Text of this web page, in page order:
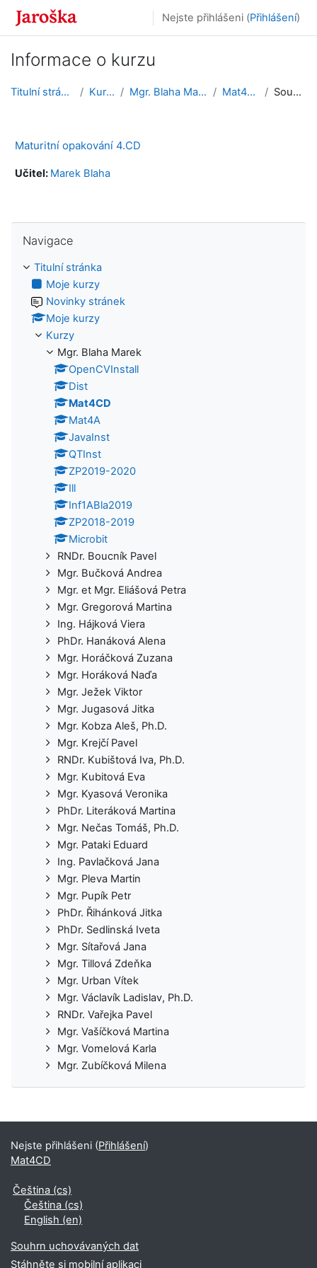
Přejít k hlavnímu obsahu
Nejste přihlášeni (Přihlášení)
Informace o kurzu
Titulní stránka Kurzy Mgr. Blaha Marek Mat4CD Souhrn
Maturitní opakování 4.CD
Učitel: Marek Blaha
Navigace
Titulní stránka
Moje kurzy
Novinky stránek
Moje kurzy
Kurzy
Mgr. Blaha Marek
OpenCVInstall
Dist
Mat4CD
Mat4A
JavaInst
QTInst
ZP2019-2020
Ill
Inf1ABla2019
ZP2018-2019
Microbit
RNDr. Boucník Pavel
Mgr. Bučková Andrea
Mgr. et Mgr. Eliášová Petra
Mgr. Gregorová Martina
Ing. Hájková Viera
PhDr. Hanáková Alena
Mgr. Horáčková Zuzana
Mgr. Horáková Naďa
Mgr. Ježek Viktor
Mgr. Jugasová Jitka
Mgr. Kobza Aleš, Ph.D.
Mgr. Krejčí Pavel
RNDr. Kubištová Iva, Ph.D.
Mgr. Kubitová Eva
Mgr. Kyasová Veronika
PhDr. Literáková Martina
Mgr. Nečas Tomáš, Ph.D.
Mgr. Pataki Eduard
Ing. Pavlačková Jana
Mgr. Pleva Martin
Mgr. Pupík Petr
PhDr. Řihánková Jitka
PhDr. Sedlinská Iveta
Mgr. Sítařová Jana
Mgr. Tillová Zdeňka
Mgr. Urban Vítek
Mgr. Václavík Ladislav, Ph.D.
RNDr. Vařejka Pavel
Mgr. Vašíčková Martina
Mgr. Vomelová Karla
Mgr. Zubíčková Milena
Nejste přihlášeni (Přihlášení)
Mat4CD
Čeština ‎(cs)‎
Čeština ‎(cs)‎
English ‎(en)‎
Souhrn uchovávaných dat
Stáhněte si mobilní aplikaci